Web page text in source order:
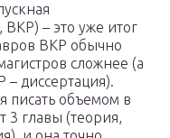
– это уже итог
ВКР обычно
сложнее (а
– диссертация).
писать объемом в
3 главы (теория,